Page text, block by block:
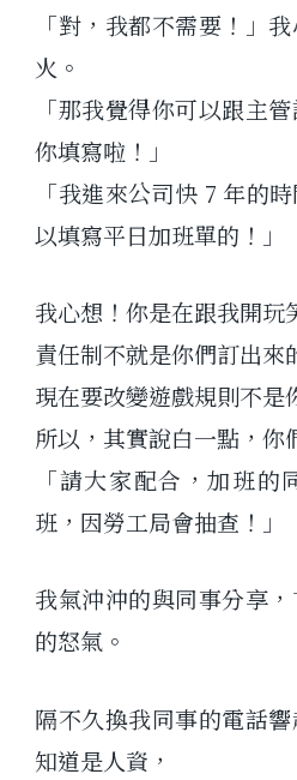
「對，我都不需要！」
火。
「那我覺得你可以跟主
你填寫啦！」
「我進來公司快 7 年的
以填寫平日加班單的！」
我心想！你是在跟我開玩
責任制不就是你們訂出來
現在要改變遊戲規則不是
所以，其實說白一點，你
「請大家配合，加班
班，因勞工局會抽查！」
我氣沖沖的與同事分享
的怒氣。
隔不久換我同事的電話
知道是人資，